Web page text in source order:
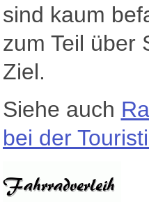
sind kaum
zum Teil über
Ziel.
Siehe auch
bei der